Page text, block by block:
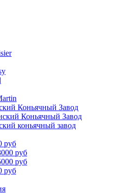
Коньячный Завод
Коньячный Завод
коньячный завод
руб
руб
руб
руб